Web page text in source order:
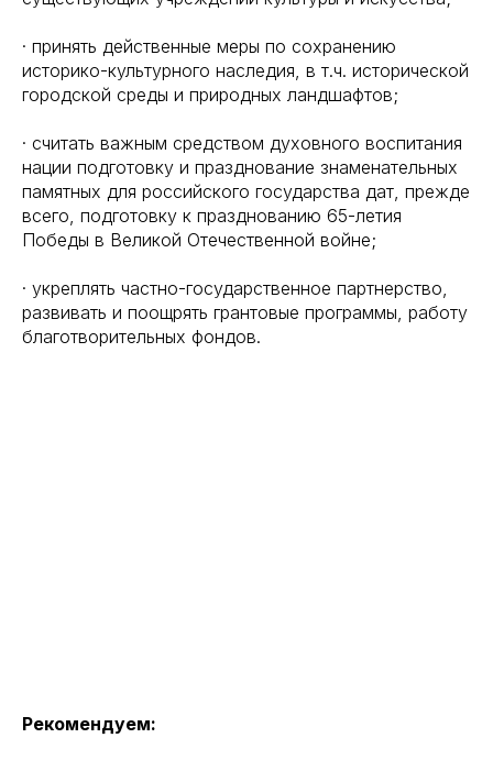
· принять действенные меры по сохранению
историко-культурного наследия, в т.ч. исторической
городской среды и природных ландшафтов;
· считать важным средством духовного воспитания
нации подготовку и празднование знаменательных
памятных для российского государства дат, прежде
всего, подготовку к празднованию 65-летия
Победы в Великой Отечественной войне;
· укреплять частно-государственное партнерство,
развивать и поощрять грантовые программы, работу
благотворительных фондов.
Рекомендуем: